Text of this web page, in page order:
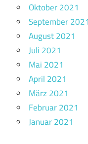
Oktober 2021
September 2021
August 2021
Juli 2021
Mai 2021
April 2021
März 2021
Februar 2021
Januar 2021